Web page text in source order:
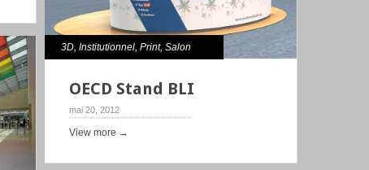
3D,Institutionnel,Print,Salon
OECD Stand BLI
mai 20, 2012
View more →